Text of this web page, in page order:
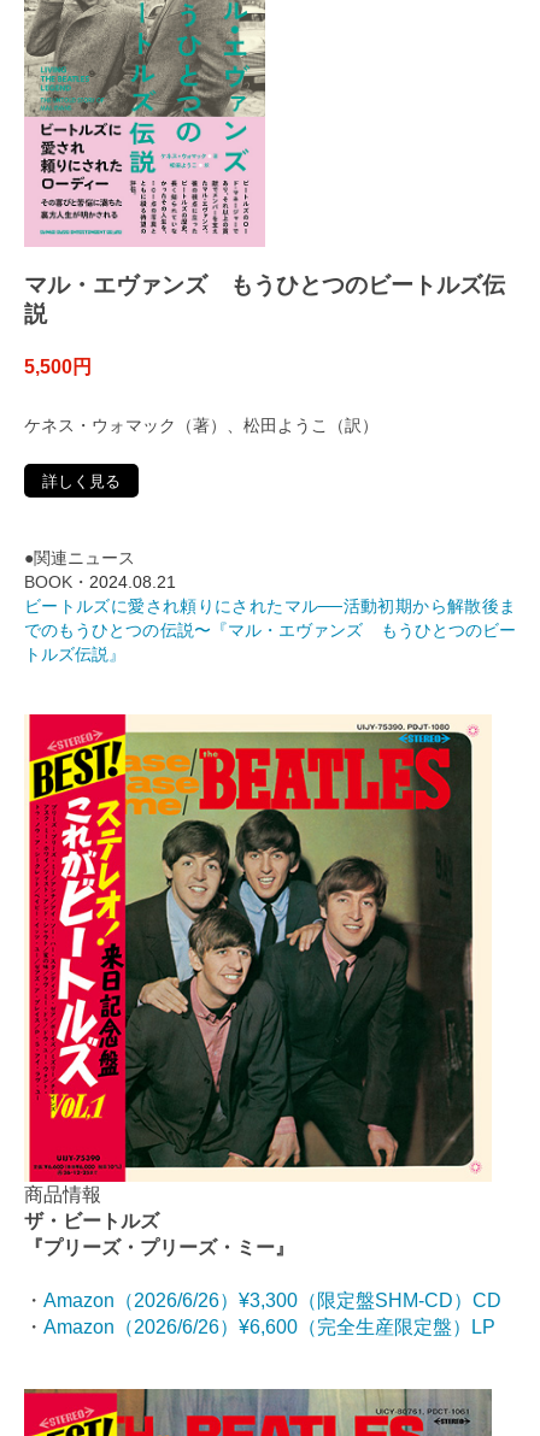
マル・エヴァンズ もうひとつのビートルズ伝
説
5,500円
ケネス・ウォマック（著）、松田ようこ（訳）
詳しく見る
●関連ニュース
BOOK・ 2024.08.21
ビートルズに愛され頼りにされたマル──活動初期から解散後ま
でのもうひとつの伝説〜『マル・エヴァンズ もうひとつのビー
トルズ伝説』
商品情報
ザ・ビートルズ
『プリーズ・プリーズ・ミー』
・ Amazon（2026/6/26）¥3,300（限定盤SHM-CD）CD
・ Amazon（2026/6/26）¥6,600（完全生産限定盤）LP